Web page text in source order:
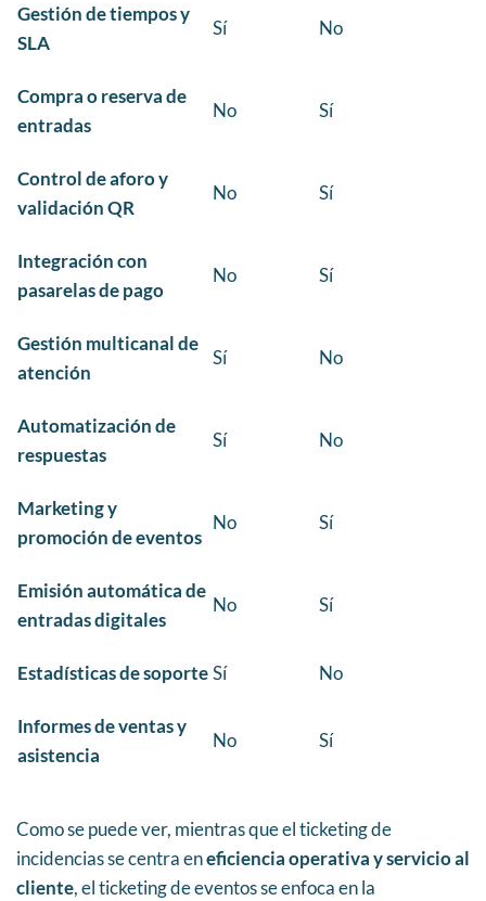
Gestión de tiempos y
SLA
Sí No
Compra o reserva de
entradas
No Sí
Control de aforo y
validación QR
No Sí
Integración con
pasarelas de pago
No Sí
Gestión multicanal de
atención
Sí No
Automatización de
respuestas
Sí No
Marketing y
promoción de eventos
No Sí
Emisión automática de
entradas digitales
No Sí
Estadísticas de soporteSí No
Informes de ventas y
asistencia
No Sí
Como se puede ver, mientras que el ticketing de
incidencias se centra eneficiencia operativa y servicio al
cliente, el ticketing de eventos se enfoca en la